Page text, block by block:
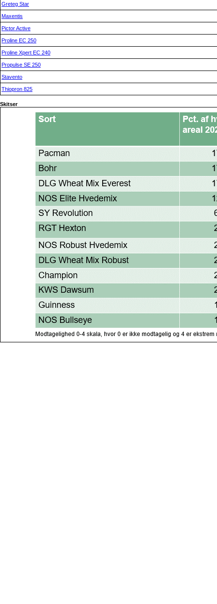
Greteg Star
Maxentis
Pictor Active
Proline EC 250
Proline Xpert EC 240
Propulse SE 250
Stavento
Thiopron 825
Skitser